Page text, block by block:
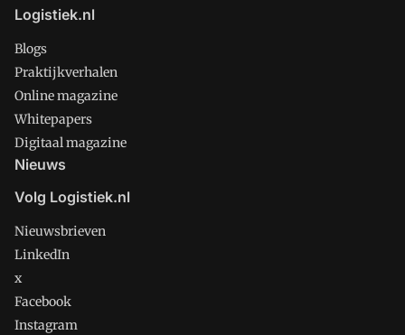
Logistiek.nl
Blogs
Praktijkverhalen
Online magazine
Whitepapers
Digitaal magazine
Nieuws
Volg Logistiek.nl
Nieuwsbrieven
LinkedIn
x
Facebook
Instagram